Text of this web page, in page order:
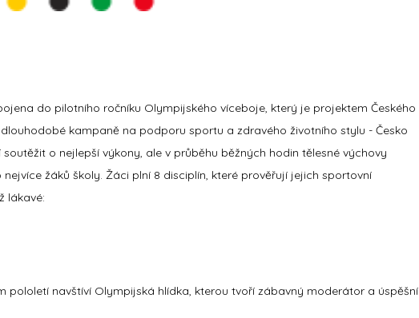
do pilotního ročníku Olympijského víceboje, který je projektem Českého
kampaně na podporu sportu a zdravého životního stylu - Česko
o nejlepší výkony, ale v průběhu běžných hodin tělesné výchovy
žáků školy. Žáci plní 8 disciplín, které prověřují jejich sportovní
lákavé:
pololetí navštíví Olympijská hlídka, kterou tvoří zábavný moderátor a úspěšní